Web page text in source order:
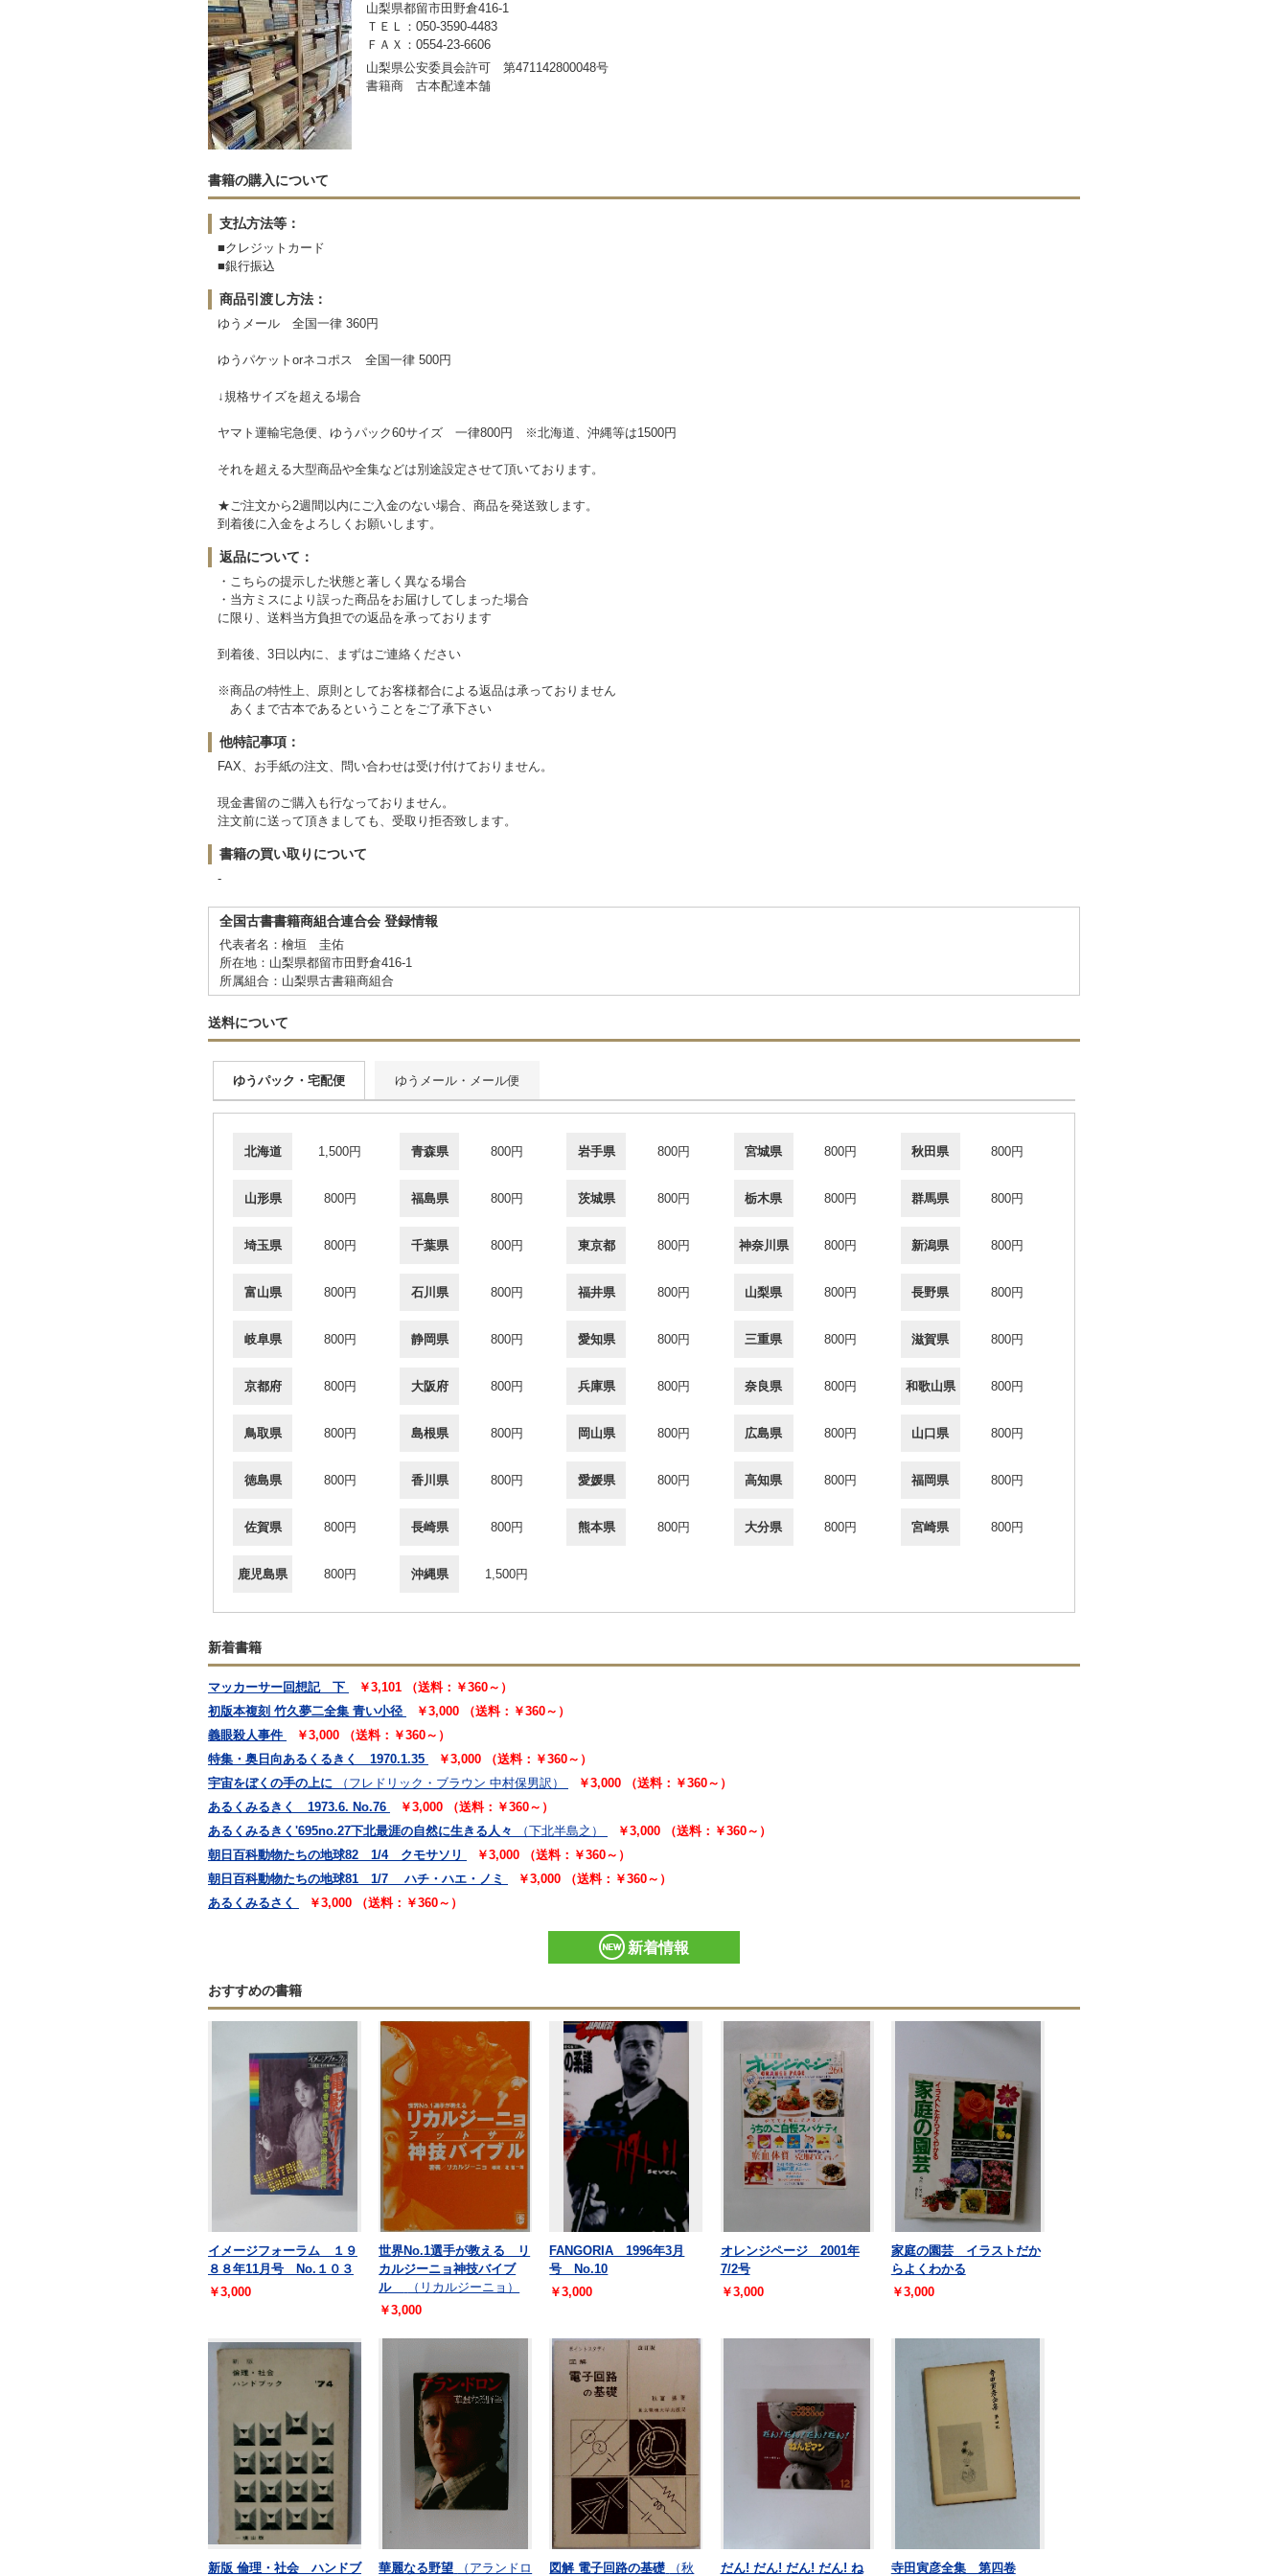
山梨県都留市田野倉416-1
ＴＥＬ：050-3590-4483
ＦＡＸ：0554-23-6606
山梨県公安委員会許可 第471142800048号
書籍商 古本配達本舗
書籍の購入について
支払方法等：
■クレジットカード
■銀行振込
商品引渡し方法：
ゆうメール 全国一律 360円
ゆうパケットorネコポス 全国一律 500円
↓規格サイズを超える場合
ヤマト運輸宅急便、ゆうパック60サイズ 一律800円 ※北海道、沖縄等は1500円
それを超える大型商品や全集などは別途設定させて頂いております。
★ご注文から2週間以内にご入金のない場合、商品を発送致します。
到着後に入金をよろしくお願いします。
返品について：
・こちらの提示した状態と著しく異なる場合
・当方ミスにより誤った商品をお届けしてしまった場合
に限り、送料当方負担での返品を承っております
到着後、3日以内に、まずはご連絡ください
※商品の特性上、原則としてお客様都合による返品は承っておりません
あくまで古本であるということをご了承下さい
他特記事項：
FAX、お手紙の注文、問い合わせは受け付けておりません。
現金書留のご購入も行なっておりません。
注文前に送って頂きましても、受取り拒否致します。
書籍の買い取りについて
-
全国古書書籍商組合連合会 登録情報
代表者名：檜垣 圭佑
所在地：山梨県都留市田野倉416-1
所属組合：山梨県古書籍商組合
送料について
ゆうパック・宅配便 ゆうメール・メール便
北海道 1,500円 青森県 800円 岩手県 800円 宮城県 800円 秋田県 800円
山形県 800円 福島県 800円 茨城県 800円 栃木県 800円 群馬県 800円
埼玉県 800円 千葉県 800円 東京都 800円 神奈川県 800円 新潟県 800円
富山県 800円 石川県 800円 福井県 800円 山梨県 800円 長野県 800円
岐阜県 800円 静岡県 800円 愛知県 800円 三重県 800円 滋賀県 800円
京都府 800円 大阪府 800円 兵庫県 800円 奈良県 800円 和歌山県 800円
鳥取県 800円 島根県 800円 岡山県 800円 広島県 800円 山口県 800円
徳島県 800円 香川県 800円 愛媛県 800円 高知県 800円 福岡県 800円
佐賀県 800円 長崎県 800円 熊本県 800円 大分県 800円 宮崎県 800円
鹿児島県 800円 沖縄県 1,500円
新着書籍
マッカーサー回想記 下
￥3,101 （送料：￥360～）
初版本複刻 竹久夢二全集 青い小径
￥3,000 （送料：￥360～）
義眼殺人事件
￥3,000 （送料：￥360～）
特集・奥日向あるくるきく 1970.1.35
￥3,000 （送料：￥360～）
宇宙をぼくの手の上に
（フレドリック・ブラウン 中村保男訳）
￥3,000 （送料：￥360～）
あるくみるきく 1973.6. No.76
￥3,000 （送料：￥360～）
あるくみるきく'695no.27下北最涯の自然に生きる人々
（下北半島之）
￥3,000 （送料：￥360～）
朝日百科動物たちの地球82 1/4 クモサソリ
￥3,000 （送料：￥360～）
朝日百科動物たちの地球81 1/7 ハチ・ハエ・ノミ
￥3,000 （送料：￥360～）
あるくみるさく
￥3,000 （送料：￥360～）
新着情報
おすすめの書籍
イメージフォーラム １９
８８年11月号 No.１０３
￥3,000
世界No.1選手が教える リ
カルジーニョ神技バイブ
ル
（リカルジーニョ）
￥3,000
FANGORIA 1996年3月
号 No.10
￥3,000
オレンジページ 2001年
7/2号
￥3,000
家庭の園芸 イラストだか
らよくわかる
￥3,000
新版 倫理・社会 ハンドブ 華麗なる野望 （アランドロ 図解 電子回路の基礎 （秋 だん! だん! だん! だん! ね 寺田寅彦全集 第四卷